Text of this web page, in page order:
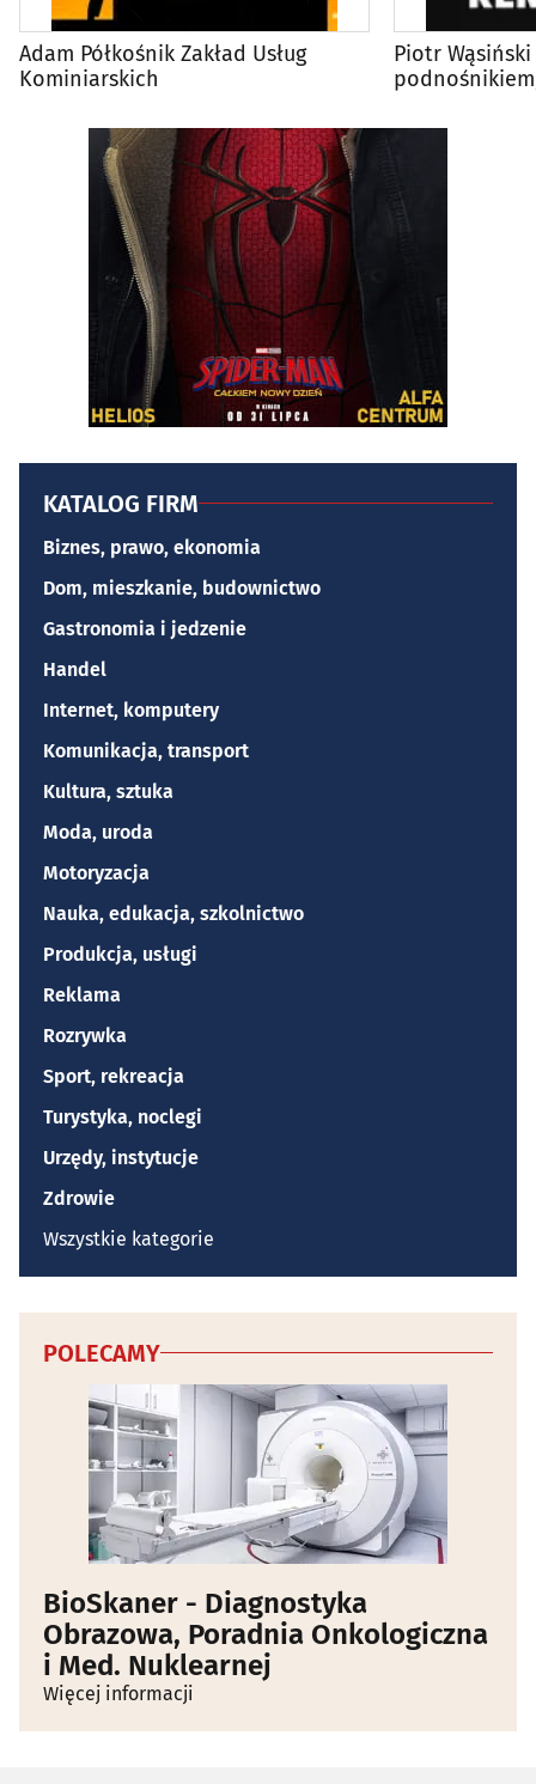
Adam Półkośnik Zakład Usług
Kominiarskich
Piotr Wąsiński
KATALOG FIRM
Biznes, prawo, ekonomia
Dom, mieszkanie, budownictwo
Gastronomia i jedzenie
Handel
Internet, komputery
Komunikacja, transport
Kultura, sztuka
Moda, uroda
Motoryzacja
Nauka, edukacja, szkolnictwo
Produkcja, usługi
Reklama
Rozrywka
Sport, rekreacja
Turystyka, noclegi
Urzędy, instytucje
Zdrowie
Wszystkie kategorie
POLECAMY
BioSkaner - Diagnostyka
Obrazowa, Poradnia Onkologiczna
i Med. Nuklearnej
Więcej informacji